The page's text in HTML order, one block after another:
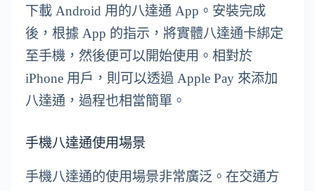
下載 Android 用的八達通 App。安裝完成
後，根據 App 的指示，將實體八達通卡綁定
至手機，然後便可以開始使用。相對於
iPhone 用戶，則可以透過 Apple Pay 來添加
八達通，過程也相當簡單。
手機八達通使用場景
手機八達通的使用場景非常廣泛。在交通方